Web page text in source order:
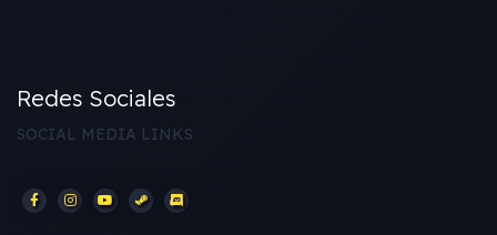
Redes Sociales
SOCIAL MEDIA LINKS